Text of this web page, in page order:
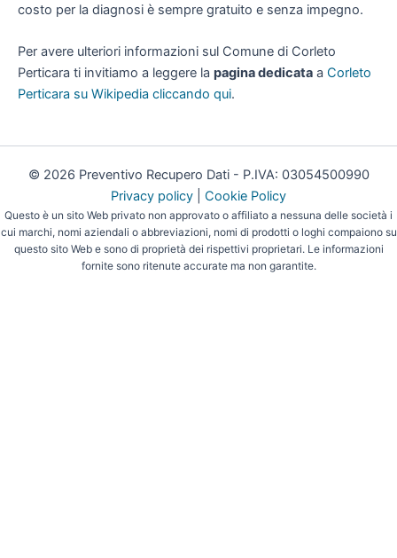
costo per la diagnosi è sempre gratuito e senza impegno.
Per avere ulteriori informazioni sul Comune di Corleto
Perticara ti invitiamo a leggere la pagina dedicata a Corleto
Perticara su Wikipedia cliccando qui.
© 2026 Preventivo Recupero Dati - P.IVA: 03054500990
Privacy policy
Cookie Policy
Questo è un sito Web privato non approvato o affiliato a nessuna delle società i
cui marchi, nomi aziendali o abbreviazioni, nomi di prodotti o loghi compaiono su
questo sito Web e sono di proprietà dei rispettivi proprietari. Le informazioni
fornite sono ritenute accurate ma non garantite.